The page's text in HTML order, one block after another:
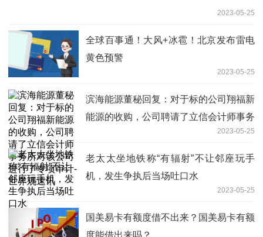
2023-05-25
全球百事通！大风+冰雹！北京发布雷电
黄色预警
2023-05-25
滨海能源董秘回复：对于标的公司翔福新
能源的收购，公司聘请了立信会计师事务
所对该公司进行了专项审计-世界观速讯
2023-05-25
老太太坐地铁称“有辐射”不让邻座玩手
机，发生争执后当场吐口水
2023-05-25
国美易卡有额度借不出来？国美易卡有额